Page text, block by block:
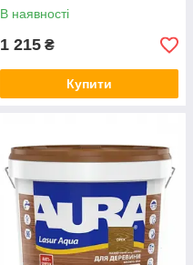
В наявності
1 215 ₴
Купити